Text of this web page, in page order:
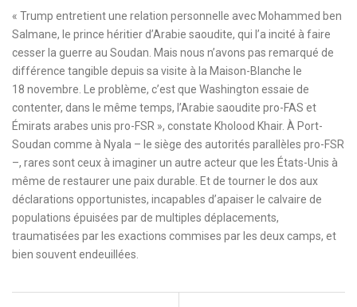
« Trump entretient une relation personnelle avec Mohammed ben
Salmane, le prince héritier d’Arabie saoudite, qui l’a incité à faire
cesser la guerre au Soudan. Mais nous n’avons pas remarqué de
différence tangible depuis sa visite à la Maison-Blanche le
18 novembre. Le problème, c’est que Washington essaie de
contenter, dans le même temps, l’Arabie saoudite pro-FAS et
Émirats arabes unis pro-FSR », constate Kholood Khair. À Port-
Soudan comme à Nyala – le siège des autorités parallèles pro-FSR
–, rares sont ceux à imaginer un autre acteur que les États-Unis à
même de restaurer une paix durable. Et de tourner le dos aux
déclarations opportunistes, incapables d’apaiser le calvaire de
populations épuisées par de multiples déplacements,
traumatisées par les exactions commises par les deux camps, et
bien souvent endeuillées.